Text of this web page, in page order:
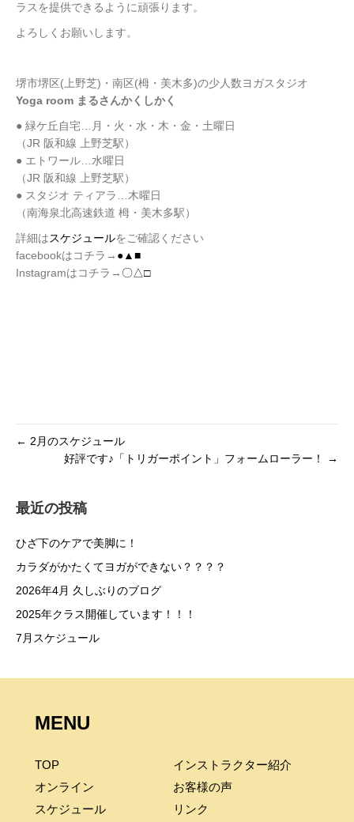
ラスを提供できるように頑張ります。
よろしくお願いします。
堺市堺区(上野芝)・南区(栂・美木多)の少人数ヨガスタジオ
Yoga room まるさんかくしかく
● 緑ケ丘自宅…月・火・水・木・金・土曜日
（JR 阪和線 上野芝駅）
● エトワール…水曜日
（JR 阪和線 上野芝駅）
● スタジオ ティアラ…木曜日
（南海泉北高速鉄道 栂・美木多駅）
詳細はスケジュールをご確認ください
facebookはコチラ→ ●▲■
Instagramはコチラ→ 〇△□
← 2月のスケジュール
好評です♪「トリガーポイント」フォームローラー！ →
最近の投稿
ひざ下のケアで美脚に！
カラダがかたくてヨガができない？？？？
2026年4月 久しぶりのブログ
2025年クラス開催しています！！！
7月スケジュール
MENU
TOP
オンライン
スケジュール
インストラクター紹介
お客様の声
リンク